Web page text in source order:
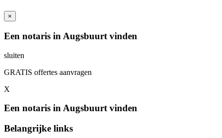
×
Een notaris in Augsbuurt vinden
sluiten
GRATIS offertes aanvragen
X
Een notaris in Augsbuurt vinden
Belangrijke links